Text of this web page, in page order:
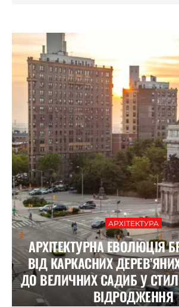
АРХІТЕКТУРА
АРХІТЕКТУРНА ЕВОЛЮЦІЯ
ВІД КАРКАСНИХ
ДО ВЕЛИЧНИХ САДИБ У
ВІДРОДЖЕННЯ